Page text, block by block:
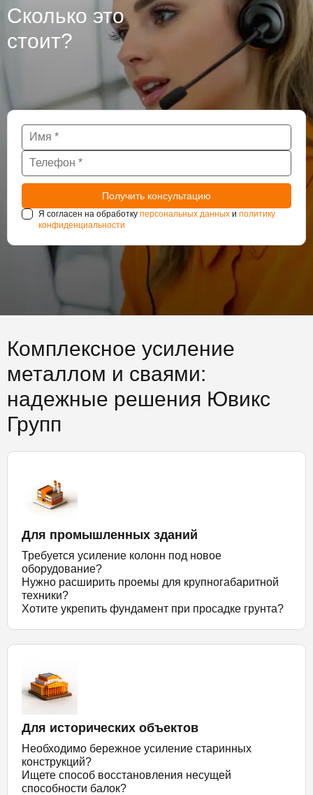
Сколько это
стоит?
Я согласен на обработку персональных данных и политику
конфиденциальности
Комплексное усиление
металлом и сваями:
надежные решения Ювикс
Групп
Для промышленных зданий
Требуется усиление колонн под новое
оборудование?
Нужно расширить проемы для крупногабаритной
техники?
Хотите укрепить фундамент при просадке грунта?
Для исторических объектов
Необходимо бережное усиление старинных
конструкций?
Ищете способ восстановления несущей
способности балок?